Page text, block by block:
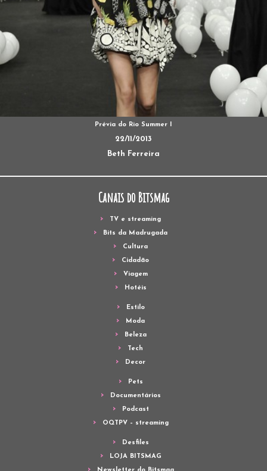
Prévia do Rio Summer I
22/11/2013
Beth Ferreira
Canais do Bitsmag
TV e streaming
Bits da Madrugada
Cultura
Cidadão
Viagem
Hotéis
Estilo
Moda
Beleza
Tech
Decor
Pets
Documentários
Podcast
OQTPV – streaming
Desfiles
LOJA BITSMAG